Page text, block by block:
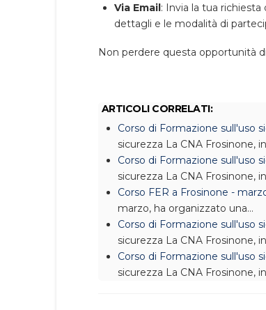
Via Email: Invia la tua richiesta
dettagli e le modalità di
Non perdere questa opportunità
ARTICOLI CORRELATI:
Corso di Formazione sull'uso
sicurezza La CNA Frosinone,
Corso di Formazione sull'uso
sicurezza La CNA Frosinone,
Corso FER a Frosinone -
marzo, ha organizzato una…
Corso di Formazione sull'uso
sicurezza La CNA Frosinone,
Corso di Formazione sull'uso
sicurezza La CNA Frosinone,